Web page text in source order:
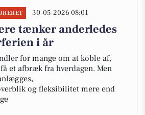
30-05-2026 08:01
tænker anderledes
i år
for mange om at koble af,
et afbræk fra hverdagen. Men
og fleksibilitet mere end